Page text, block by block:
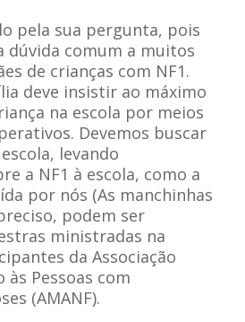
pela sua pergunta, pois
dúvida comum a muitos
de crianças com NF1.
deve insistir ao máximo
na escola por meios
Devemos buscar
levando
a NF1 à escola, como a
por nós (As manchinhas
podem ser
ministradas na
da Associação
às Pessoas com
(AMANF).